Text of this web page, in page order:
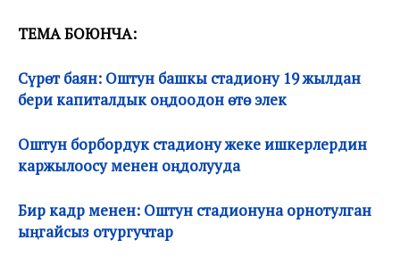
ТЕМА БОЮНЧА:
Сүрөт баян: Оштун башкы стадиону 19 жылдан
бери капиталдык оңдоодон өтө элек
Оштун борбордук стадиону жеке ишкерлердин
каржылоосу менен оңдолууда
Бир кадр менен: Оштун стадионуна орнотулган
ыңгайсыз отургучтар